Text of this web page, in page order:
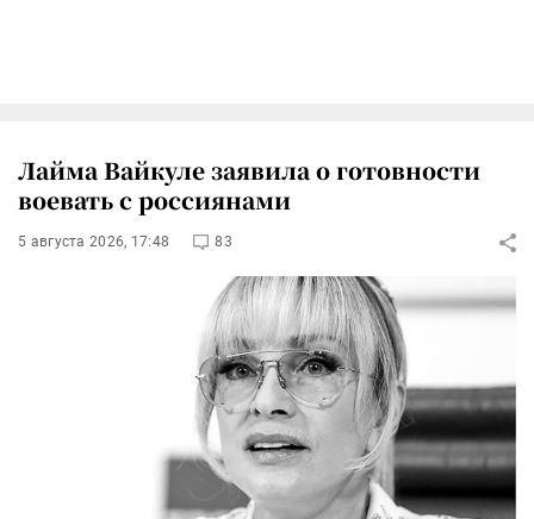
Лайма Вайкуле заявила о готовности
воевать с россиянами
5 августа 2026, 17:48 83